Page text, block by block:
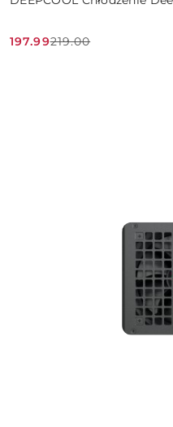
Cena
197.99
Cena
219.00